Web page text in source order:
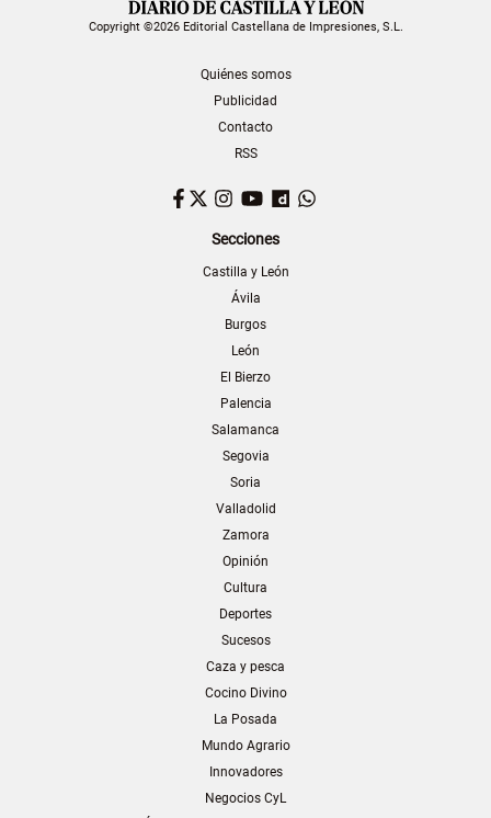
Copyright ©2026 Editorial Castellana de Impresiones, S.L.
Quiénes somos
Publicidad
Contacto
RSS
Facebook
TwitterInstagram
YouTubeDailymotion
Secciones
Castilla y León
Ávila
Burgos
León
El Bierzo
Palencia
Salamanca
Segovia
Soria
Valladolid
Zamora
Opinión
Cultura
Deportes
Sucesos
Caza y pesca
Cocino Divino
La Posada
Mundo Agrario
Innovadores
Negocios CyL